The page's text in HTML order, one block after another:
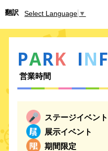
翻訳 Select Language ▼
PARK INF
営業時間
ステージイベント
展示イベント
期間限定